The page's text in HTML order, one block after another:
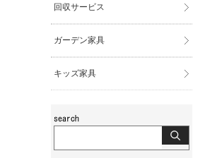
回収サービス
ガーデン家具
キッズ家具